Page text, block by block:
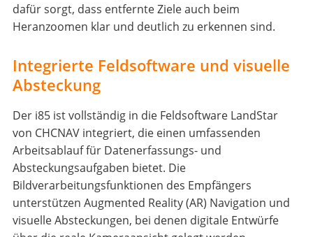
dafür sorgt, dass entfernte Ziele auch beim
Heranzoomen klar und deutlich zu erkennen sind.
Integrierte Feldsoftware und visuelle
Absteckung
Der i85 ist vollständig in die Feldsoftware LandStar
von CHCNAV integriert, die einen umfassenden
Arbeitsablauf für Datenerfassungs- und
Absteckungsaufgaben bietet. Die
Bildverarbeitungsfunktionen des Empfängers
unterstützen Augmented Reality (AR) Navigation und
visuelle Absteckungen, bei denen digitale Entwürfe